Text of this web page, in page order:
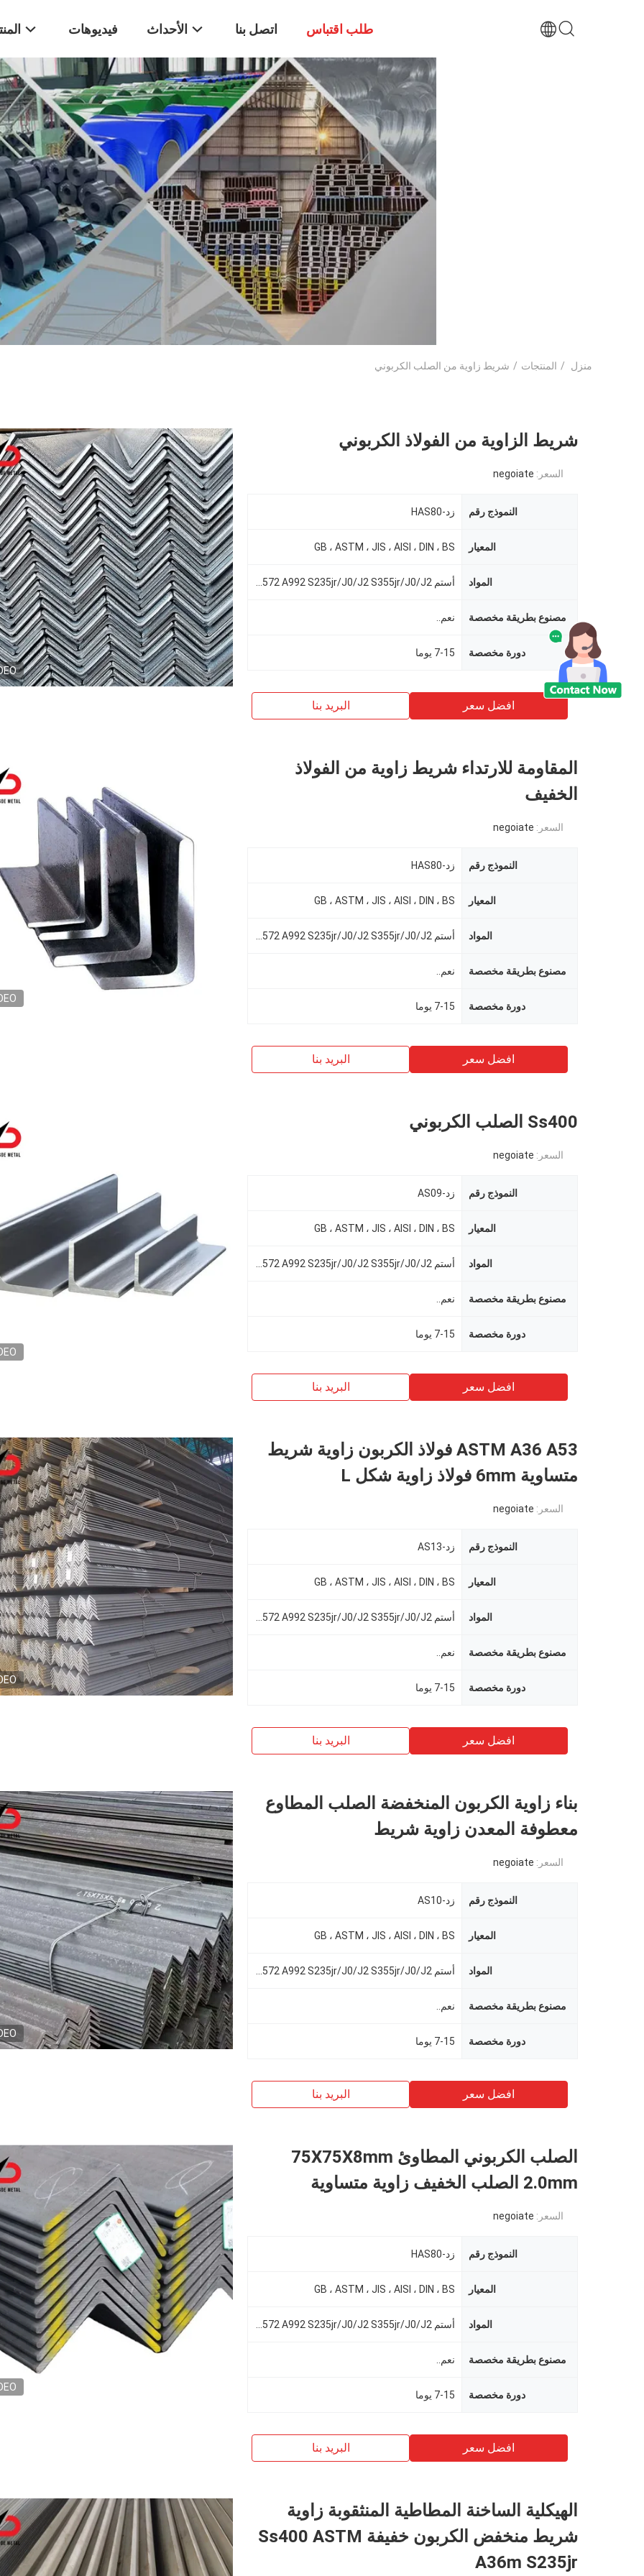
فيديوهات الأحداث اتصل بنا طلب اقتباس
منزل / المنتجات / شريط زاوية من الصلب الكربوني
شريط الزاوية من الفولاذ الكربوني
السعر: negoiate
النموذج رقم زد-HAS80
المعيار GB ، ASTM ، JIS ، AISI ، DIN ، BS
المواد
مصنوع بطريقة مخصصة نعم..
دورة مخصصة 7-15 يوما
افضل سعر البريد بنا
المقاومة للارتداء شريط زاوية من الفولاذ
الخفيف
السعر: negoiate
النموذج رقم زد-HAS80
المعيار GB ، ASTM ، JIS ، AISI ، DIN ، BS
المواد
مصنوع بطريقة مخصصة نعم..
دورة مخصصة 7-15 يوما
افضل سعر البريد بنا
Ss400 الصلب الكربوني
السعر: negoiate
النموذج رقم زد-AS09
المعيار GB ، ASTM ، JIS ، AISI ، DIN ، BS
المواد
مصنوع بطريقة مخصصة نعم..
دورة مخصصة 7-15 يوما
افضل سعر البريد بنا
ASTM A36 A53 فولاذ الكربون زاوية شريط
متساوية 6mm فولاذ زاوية شكل L
السعر: negoiate
النموذج رقم زد-AS13
المعيار GB ، ASTM ، JIS ، AISI ، DIN ، BS
المواد
مصنوع بطريقة مخصصة نعم..
دورة مخصصة 7-15 يوما
افضل سعر البريد بنا
بناء زاوية الكربون المنخفضة الصلب المطاوع
معطوفة المعدن زاوية شريط
السعر: negoiate
النموذج رقم زد-AS10
المعيار GB ، ASTM ، JIS ، AISI ، DIN ، BS
المواد
مصنوع بطريقة مخصصة نعم..
دورة مخصصة 7-15 يوما
افضل سعر البريد بنا
الصلب الكربوني المطاوئ 75X75X8mm
2.0mm الصلب الخفيف زاوية متساوية
السعر: negoiate
النموذج رقم زد-HAS80
المعيار GB ، ASTM ، JIS ، AISI ، DIN ، BS
المواد
مصنوع بطريقة مخصصة نعم..
دورة مخصصة 7-15 يوما
افضل سعر البريد بنا
الهيكلية الساخنة المطاطية المنثقوبة زاوية
شريط منخفض الكربون خفيفة Ss400 ASTM
A36m S235jr